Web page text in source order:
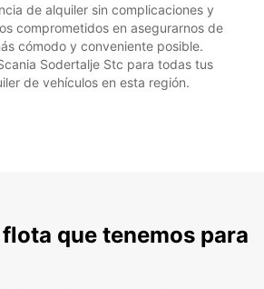
de alquiler sin complicaciones y
comprometidos en asegurarnos de
cómodo y conveniente posible.
Sodertalje Stc para todas tus
de vehículos en esta región.
que tenemos para